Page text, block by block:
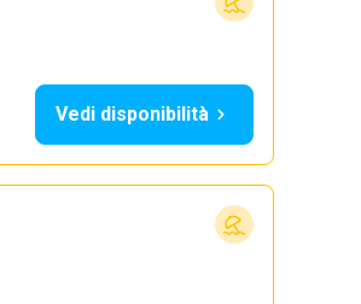
Vedi disponibilità